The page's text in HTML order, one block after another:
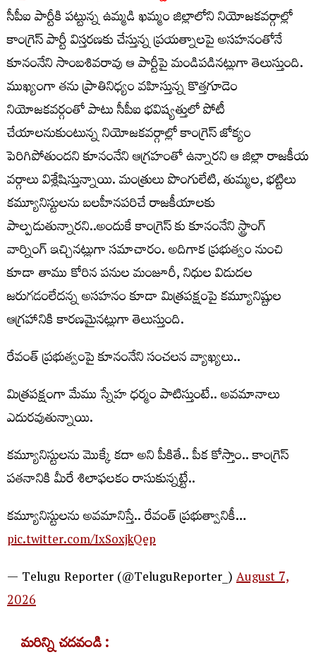
సీపీఐ పార్టీకి పట్టున్న ఉమ్మడి ఖమ్మం జిల్లాలోని నియోజకవర్గాల్లో
కాంగ్రెస్ పార్టీ విస్తరణకు చేస్తున్న ప్రయత్నాలపై అసహనంతోనే
కూనంనేని సాంబశివరావు ఆ పార్టీపై మండిపడినట్లుగా తెలుస్తుంది.
ముఖ్యంగా తను ప్రాతినిధ్యం వహిస్తున్న కొత్తగూడెం
నియోజకవర్గంతో పాటు సీపీఐ భవిష్యత్తులో పోటీ
చేయాలనుకుంటున్న నియోజకవర్గాల్లో కాంగ్రెస్ జోక్యం
పెరిగిపోతుందని కూనంనేని ఆగ్రహంతో ఉన్నారని ఆ జిల్లా రాజకీయ
వర్గాలు విశ్లేషిస్తున్నాయి. మంత్రులు పొంగులేటి, తుమ్మల, భట్టిలు
కమ్యూనిస్టులను బలహీనపరిచే రాజకీయాలకు
పాల్పడుతున్నారని..అందుకే కాంగ్రెస్ కు కూనంనేని స్ట్రాంగ్
వార్నింగ్ ఇచ్చినట్లుగా సమాచారం. అదిగాక ప్రభుత్వం నుంచి
కూడా తాము కోరిన పనుల మంజూరీ, నిధుల విడుదల
జరుగడంలేదన్న అసహనం కూడా మిత్రపక్షంపై కమ్యూనిష్టుల
ఆగ్రహానికి కారణమైనట్లుగా తెలుస్తుంది.
రేవంత్ ప్ర‌భుత్వంపై కూనంనేని సంచ‌ల‌న వ్యాఖ్య‌లు..
మిత్రపక్షంగా మేము స్నేహ ధర్మం పాటిస్తుంటే.. అవమానాలు
ఎదురవుతున్నాయి.
కమ్యూనిస్టుల‌ను మొక్కే కదా అని పీకితే.. పీక కోస్తాం.. కాంగ్రెస్
పతనానికి మీరే శిలాఫలకం రాసుకున్న‌ట్టే..
క‌మ్యూనిస్టుల‌ను అవ‌మానిస్తే.. రేవంత్ ప్ర‌భుత్వానికీ…
pic.twitter.com/IxSoxjkQep
— Telugu Reporter (@TeluguReporter_)August 7,
2026
మరిన్ని చదవండి :